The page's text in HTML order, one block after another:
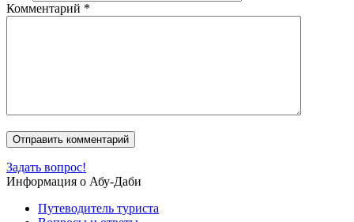
Комментарий *
Задать вопрос!
Информация о Абу-Даби
Путеводитель туриста